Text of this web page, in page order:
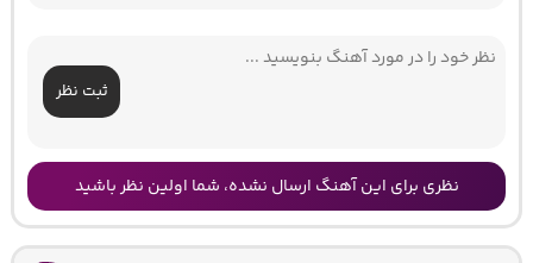
ثبت نظر
نظری برای این آهنگ ارسال نشده، شما اولین نظر باشید